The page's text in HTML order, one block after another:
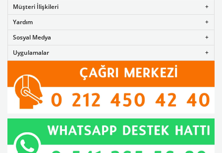
Müşteri İlişkileri
Yardım
Sosyal Medya
Uygulamalar